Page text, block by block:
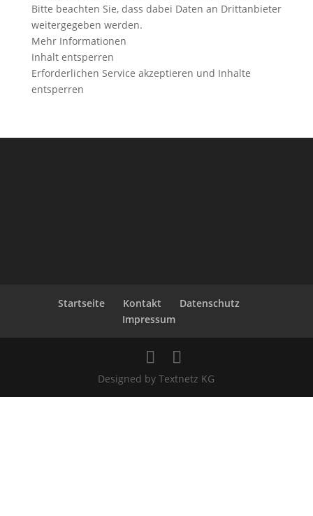
Bitte beachten Sie, dass dabei Daten an Drittanbieter
weitergegeben werden.
Mehr Informationen
Inhalt entsperren
Erforderlichen Service akzeptieren und Inhalte
entsperren
Startseite Kontakt
Datenschutz
Impressum
Designed by Textnetz KG